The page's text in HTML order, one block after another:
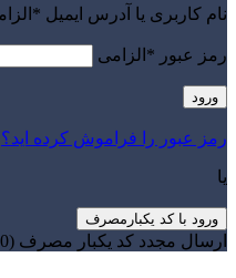
نام کاربری یا آدرس ایمیل *
رمز عبور * الزامی
ورود
رمز عبور را فراموش کرده اید؟
یا
ورود با کد یکبارمصرف
ارسال مجدد کد یکبار مصرف (00: